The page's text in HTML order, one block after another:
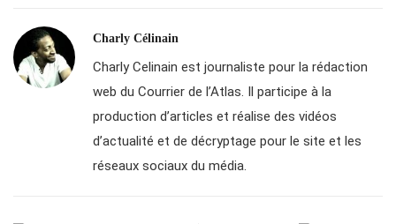
Charly Célinain
Charly Celinain est journaliste pour la rédaction
web du Courrier de l’Atlas. Il participe à la
production d’articles et réalise des vidéos
d’actualité et de décryptage pour le site et les
réseaux sociaux du média.